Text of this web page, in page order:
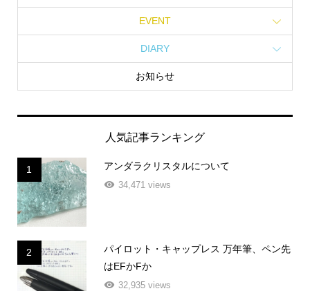
EVENT
DIARY
お知らせ
人気記事ランキング
1 アンダラクリスタルについて
34,471 views
2
パイロット・キャップレス 万年筆、ペン先
はEFかFか
32,935 views